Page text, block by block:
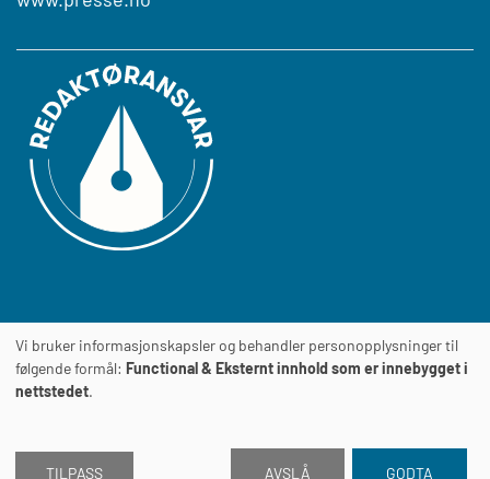
JournalensTILGJENGELIGHETSERKLÆRING
Vi bruker informasjonskapsler og behandler personopplysninger til
følgende formål: Functional & Eksternt innhold som er innebygget i
nettstedet.
TILPASS AVSLÅ GODTA